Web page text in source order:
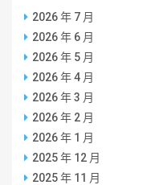
2026 年 7 月
2026 年 6 月
2026 年 5 月
2026 年 4 月
2026 年 3 月
2026 年 2 月
2026 年 1 月
2025 年 12 月
2025 年 11 月